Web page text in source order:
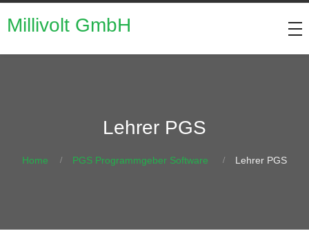
Millivolt GmbH
Lehrer PGS
Home PGS Programmgeber Software Lehrer PGS